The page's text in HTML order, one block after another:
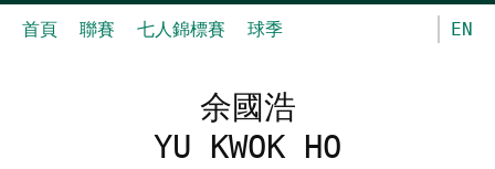
首頁 聯賽 七人錦標賽 球季 EN
余國浩
YU KWOK HO